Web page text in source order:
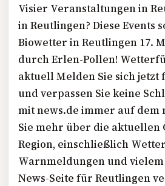
Visier Veranstaltungen in
in Reutlingen? Diese Events
Biowetter in Reutlingen 17.
durch Erlen-Pollen!
aktuell Melden Sie sich
und verpassen Sie keine
mit news.de immer auf dem
Sie mehr über die aktuellen
Region, einschließlich
Warnmeldungen und
News-Seite für Reutlingen